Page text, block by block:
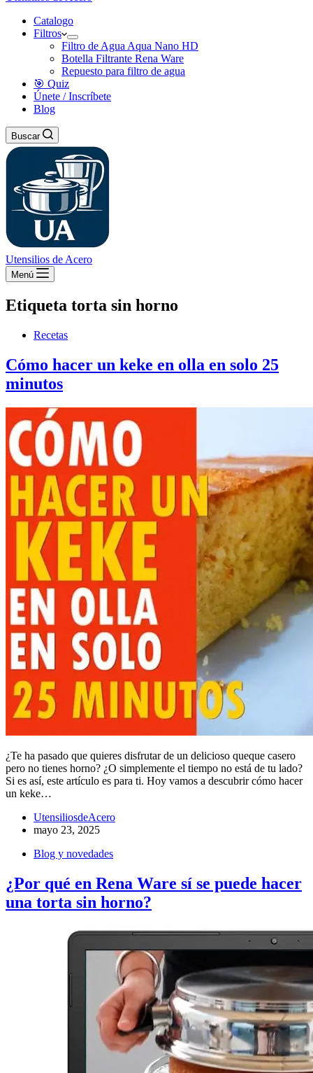
Catalogo
Filtros
Filtro de Agua Aqua Nano HD
Botella Filtrante Rena Ware
Repuesto para filtro de agua
🎯 Quiz
Únete / Inscríbete
Blog
Buscar
Utensilios de Acero
Menú
Etiqueta torta sin horno
Recetas
Cómo hacer un keke en olla en solo 25
minutos
¿Te ha pasado que quieres disfrutar de un delicioso queque casero
pero no tienes horno? ¿O simplemente el tiempo no está de tu lado?
Si es así, este artículo es para ti. Hoy vamos a descubrir cómo hacer
un keke…
UtensiliosdeAcero
mayo 23, 2025
Blog y novedades
¿Por qué en Rena Ware sí se puede hacer
una torta sin horno?